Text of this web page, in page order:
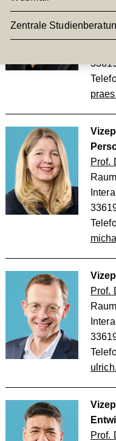
Zentrale
Prof.
Prof.
Prof.